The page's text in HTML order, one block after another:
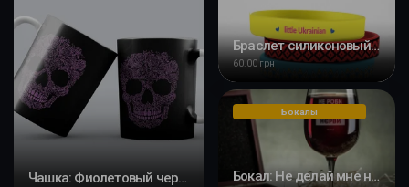
Чашка: Фиолетовый череп
Браслет силиконовый: Little Ukrainian
60.00 грн
Бокалы
Бокал: Не делай мне нервы